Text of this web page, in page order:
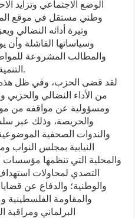
الوضع الاجتماعي وتزايد
وطني مستقل في موقع
وتيرة أدائه النضالي
وسياساتها الفاشلة وأن
والمطالب المشروعة
التنمية الاقتصادية والعدالة الاجتماعية.
لقد قضى الحزب، وفي ظل هذه
من الأداء النضالي والحزبي
ومسؤولية عن مواقفه من
والحريصة، وذلك عبر
والندوات الصحفية
النيابية بمجلس النواب
والمحلية التي تنظمها مؤسسات
التصدي لمحاولات استهداف
والوطنية؛ والدفاع عن
والمقاومة الفلسطينية
البرلماني